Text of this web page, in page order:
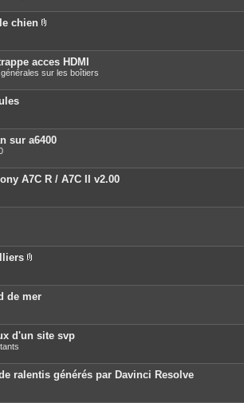
j
t
chien
è
c
e
s
j
t
e
s
acces HDMI
sur les boîtiers
sur a6400
A7C R / A7C II v2.00
è
c
j
o
i
t
e
s
de mer
d'un site svp
ralentis générés par Davinci Resolve